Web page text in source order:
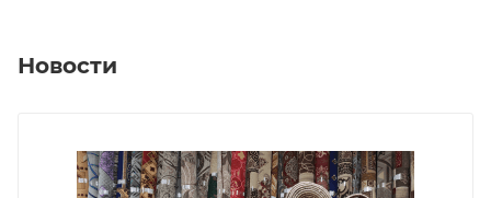
Новости